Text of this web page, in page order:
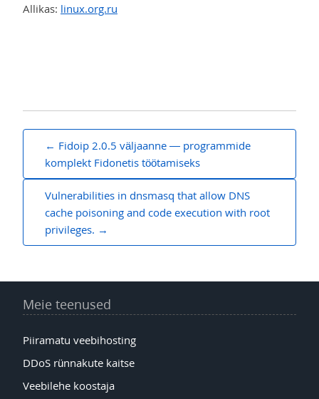
Allikas: linux.org.ru
Navigeerimine
Fidoip 2.0.5 väljaanne — programmide
komplekt Fidonetis töötamiseks
Vulnerabilities in dnsmasq that allow DNS
cache poisoning and code execution with root
privileges.
Meie teenused
Piiramatu veebihosting
DDoS rünnakute kaitse
Veebilehe koostaja